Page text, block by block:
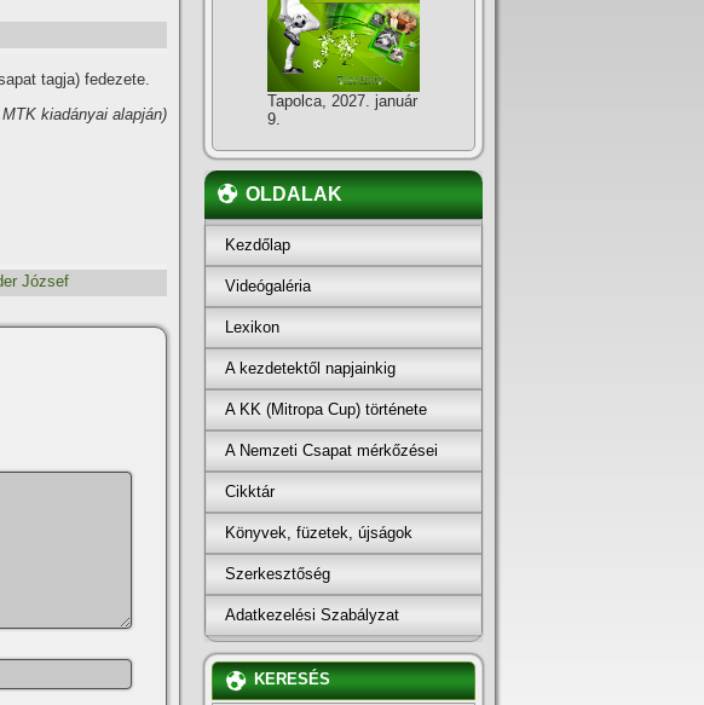
tagja) fedezete.
kiadányai alapján)
József
Tapolca, 2027. január
9.
OLDALAK
Kezdőlap
Videógaléria
Lexikon
A kezdetektől napjainkig
A KK (Mitropa Cup) története
A Nemzeti Csapat mérkőzései
Cikktár
Könyvek, füzetek, újságok
Szerkesztőség
Adatkezelési Szabályzat
KERESÉS